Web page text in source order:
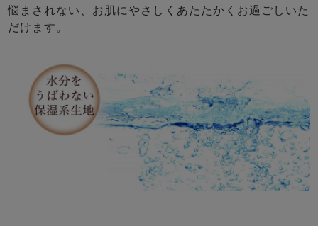
悩まされない、お肌にやさしくあたたかくお過ごしいた
だけます。